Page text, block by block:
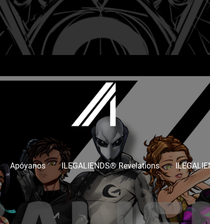
Apóyanos ILEGALIENDS® Revelations